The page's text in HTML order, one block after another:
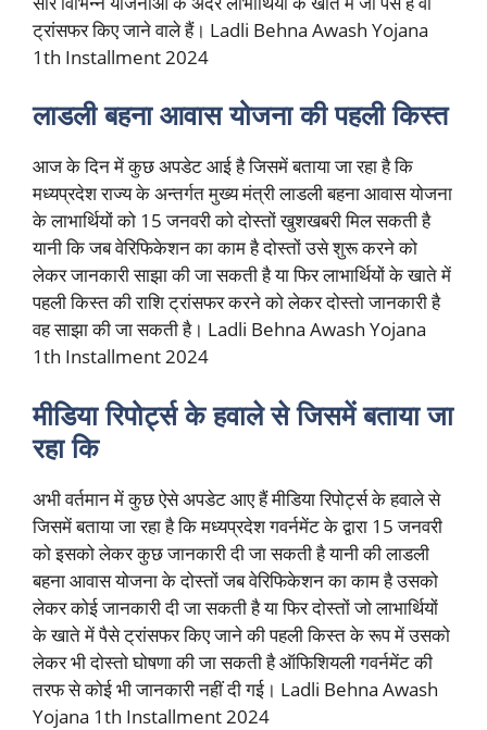
ट्रांसफर किए जाने वाले हैं। Ladli Behna Awash Yojana
1th Installment 2024
लाडली बहना आवास योजना की पहली किस्त
आज के दिन में कुछ अपडेट आई है जिसमें बताया जा रहा है कि
मध्यप्रदेश राज्य के अन्तर्गत मुख्य मंत्री लाडली बहना आवास योजना
के लाभार्थियों को 15 जनवरी को दोस्तों खुशखबरी मिल सकती है
यानी कि जब वेरिफिकेशन का काम है दोस्तों उसे शुरू करने को
लेकर जानकारी साझा की जा सकती है या फिर लाभार्थियों के खाते में
पहली किस्त की राशि ट्रांसफर करने को लेकर दोस्तो जानकारी है
वह साझा की जा सकती है। Ladli Behna Awash Yojana
1th Installment 2024
मीडिया रिपोर्ट्स के हवाले से जिसमें बताया जा
रहा कि
अभी वर्तमान में कुछ ऐसे अपडेट आए हैं मीडिया रिपोर्ट्स के हवाले से
जिसमें बताया जा रहा है कि मध्यप्रदेश गवर्नमेंट के द्वारा 15 जनवरी
को इसको लेकर कुछ जानकारी दी जा सकती है यानी की लाडली
बहना आवास योजना के दोस्तों जब वेरिफिकेशन का काम है उसको
लेकर कोई जानकारी दी जा सकती है या फिर दोस्तों जो लाभार्थियों
के खाते में पैसे ट्रांसफर किए जाने की पहली किस्त के रूप में उसको
लेकर भी दोस्तो घोषणा की जा सकती है ऑफिशियली गवर्नमेंट की
तरफ से कोई भी जानकारी नहीं दी गई। Ladli Behna Awash
Yojana 1th Installment 2024